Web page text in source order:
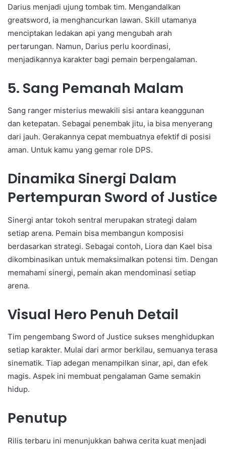
Darius menjadi ujung tombak tim. Mengandalkan
greatsword, ia menghancurkan lawan. Skill utamanya
menciptakan ledakan api yang mengubah arah
pertarungan. Namun, Darius perlu koordinasi,
menjadikannya karakter bagi pemain berpengalaman.
5. Sang Pemanah Malam
Sang ranger misterius mewakili sisi antara keanggunan
dan ketepatan. Sebagai penembak jitu, ia bisa menyerang
dari jauh. Gerakannya cepat membuatnya efektif di posisi
aman. Untuk kamu yang gemar role DPS.
Dinamika Sinergi Dalam
Pertempuran Sword of Justice
Sinergi antar tokoh sentral merupakan strategi dalam
setiap arena. Pemain bisa membangun komposisi
berdasarkan strategi. Sebagai contoh, Liora dan Kael bisa
dikombinasikan untuk memaksimalkan potensi tim. Dengan
memahami sinergi, pemain akan mendominasi setiap
arena.
Visual Hero Penuh Detail
Tim pengembang Sword of Justice sukses menghidupkan
setiap karakter. Mulai dari armor berkilau, semuanya terasa
sinematik. Tiap adegan menampilkan sinar, api, dan efek
magis. Aspek ini membuat pengalaman Game semakin
hidup.
Penutup
Rilis terbaru ini menunjukkan bahwa cerita kuat menjadi